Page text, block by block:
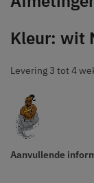
Kleur: wit
Levering 3 tot 4
Aanvullende